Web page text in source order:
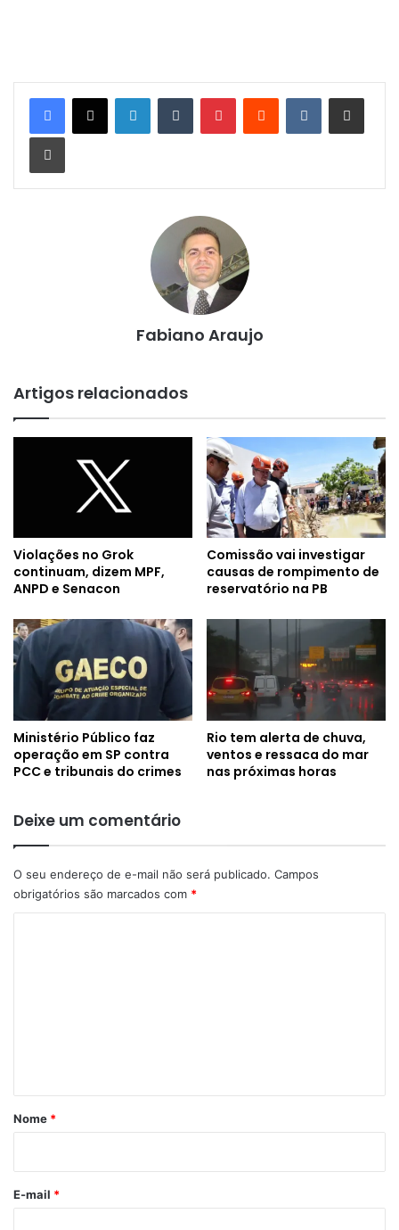
Fabiano Araujo
Artigos relacionados
Violações no Grok
continuam, dizem MPF,
ANPD e Senacon
Comissão vai investigar
causas de rompimento de
reservatório na PB
Ministério Público faz
operação em SP contra
PCC e tribunais do crimes
Rio tem alerta de chuva,
ventos e ressaca do mar
nas próximas horas
Deixe um comentário
O seu endereço de e-mail não será publicado. Campos
obrigatórios são marcados com *
r
*
Nome *
E-mail *